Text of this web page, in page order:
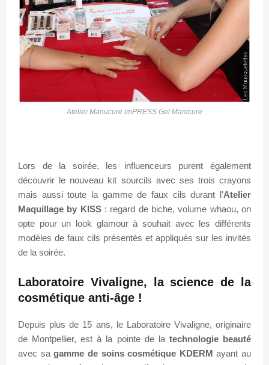
Atelier Manucure imPRESS Gel Manicure
Lors de la soirée, les influenceurs purent également
découvrir le nouveau kit sourcils avec ses trois crayons
mais aussi toute la gamme de faux cils durant l'Atelier
Maquillage by KISS : regard de biche, volume whaou, on
opte pour un look glamour à souhait avec les différents
modèles de faux cils présentés et appliqués sur les invités
de la soirée.
Laboratoire Vivaligne, la science de la
cosmétique anti-âge !
Depuis plus de 15 ans, le Laboratoire Vivaligne, originaire
de Montpellier, est à la pointe de la technologie beauté
avec sagamme de soins cosmétique KDERM ayant au